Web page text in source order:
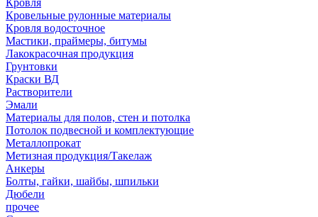
Кровля
Кровельные рулонные материалы
Кровля водосточное
Мастики, праймеры, битумы
Лакокрасочная продукция
Грунтовки
Краски ВД
Растворители
Эмали
Материалы для полов, стен и потолка
Потолок подвесной и комплектующие
Металлопрокат
Метизная продукция/Такелаж
Анкеры
Болты, гайки, шайбы, шпильки
Дюбели
прочее